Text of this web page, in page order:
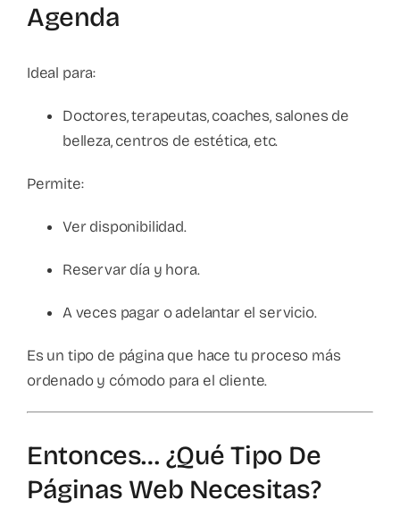
Agenda
Ideal para:
Doctores, terapeutas, coaches, salones de
belleza, centros de estética, etc.
Permite:
Ver disponibilidad.
Reservar día y hora.
A veces pagar o adelantar el servicio.
Es un tipo de página que hace tu proceso más
ordenado y cómodo para el cliente.
Entonces… ¿qué Tipo De
Páginas Web Necesitas?